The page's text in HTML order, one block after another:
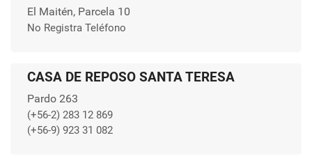
El Maitén, Parcela 10
No Registra Teléfono
CASA DE REPOSO SANTA TERESA
Pardo 263
(+56-2) 283 12 869
(+56-9) 923 31 082